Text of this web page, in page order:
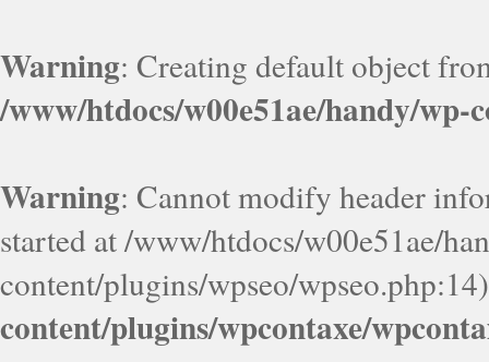
Warning: Creating default object
/www/htdocs/w00e51ae/handy/wp-
Warning: Cannot modify header
started at /www/htdocs/w00e51ae/
content/plugins/wpseo/
content/plugins/wpcontaxe/